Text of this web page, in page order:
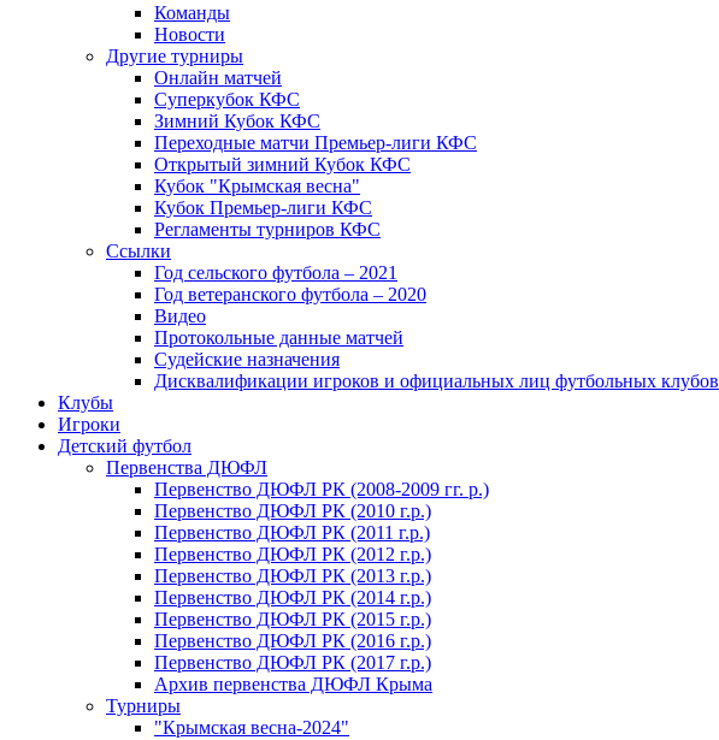
Команды
Новости
Другие турниры
Онлайн матчей
Суперкубок КФС
Зимний Кубок КФС
Переходные матчи Премьер-лиги КФС
Открытый зимний Кубок КФС
Кубок "Крымская весна"
Кубок Премьер-лиги КФС
Регламенты турниров КФС
Ссылки
Год сельского футбола – 2021
Год ветеранского футбола – 2020
Видео
Протокольные данные матчей
Судейские назначения
Дисквалификации игроков и официальных лиц футбольных клубов
Клубы
Игроки
Детский футбол
Первенства ДЮФЛ
Первенство ДЮФЛ РК (2008-2009 гг. р.)
Первенство ДЮФЛ РК (2010 г.р.)
Первенство ДЮФЛ РК (2011 г.р.)
Первенство ДЮФЛ РК (2012 г.р.)
Первенство ДЮФЛ РК (2013 г.р.)
Первенство ДЮФЛ РК (2014 г.р.)
Первенство ДЮФЛ РК (2015 г.р.)
Первенство ДЮФЛ РК (2016 г.р.)
Первенство ДЮФЛ РК (2017 г.р.)
Архив первенства ДЮФЛ Крыма
Турниры
"Крымская весна-2024"